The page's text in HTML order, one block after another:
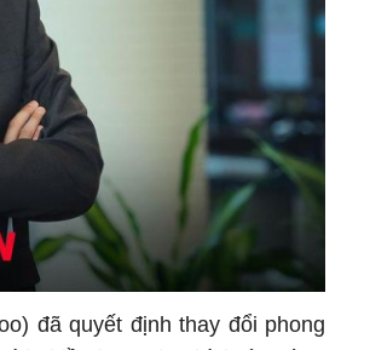
đã quyết định thay đổi phong